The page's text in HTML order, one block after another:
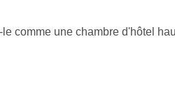
comme une chambre d'hôtel